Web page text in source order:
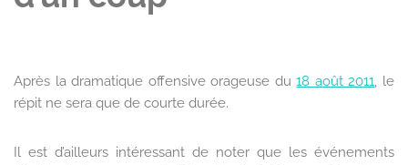
Après la dramatique offensive orageuse du18 août 2011, le
répit ne sera que de courte durée.
Il est d’ailleurs intéressant de noter que les événements